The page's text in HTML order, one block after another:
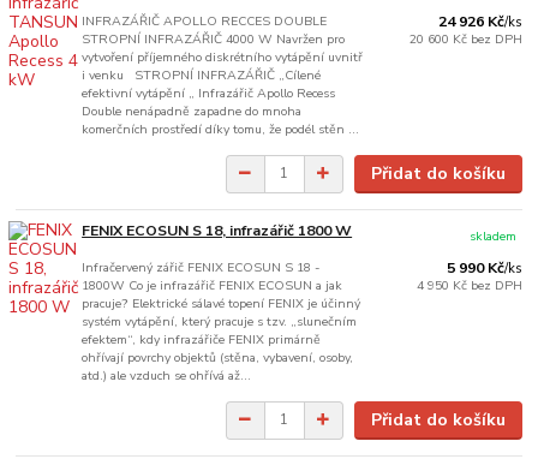
INFRAZÁŘIČ APOLLO RECCES DOUBLE
STROPNÍ INFRAZÁŘIČ 4000 W Navržen pro
vytvoření příjemného diskrétního vytápění uvnitř
i venku STROPNÍ INFRAZÁŘIČ „Cílené
efektivní vytápění „ Infrazářič Apollo Recess
Double nenápadně zapadne do mnoha
komerčních prostředí díky tomu, že podél stěn ...
24 926 Kč/ks
20 600 Kč bez DPH
Přidat do košíku
FENIX ECOSUN S 18, infrazářič 1800 W
Infračervený zářič FENIX ECOSUN S 18 -
1800W Co je infrazářič FENIX ECOSUN a jak
pracuje? Elektrické sálavé topení FENIX je účinný
systém vytápění, který pracuje s tzv. „slunečním
efektem“, kdy infrazářiče FENIX primárně
ohřívají povrchy objektů (stěna, vybavení, osoby,
atd.) ale vzduch se ohřívá až...
5 990 Kč/ks
4 950 Kč bez DPH
skladem
Přidat do košíku